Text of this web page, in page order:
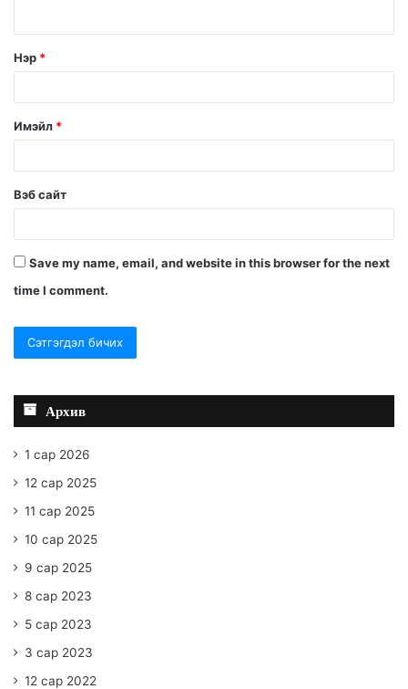
Нэр *
Имэйл *
Вэб сайт
Save my name, email, and website in this browser for the next
time I comment.
Архив
1 сар 2026
12 сар 2025
11 сар 2025
10 сар 2025
9 сар 2025
8 сар 2023
5 сар 2023
3 сар 2023
12 сар 2022